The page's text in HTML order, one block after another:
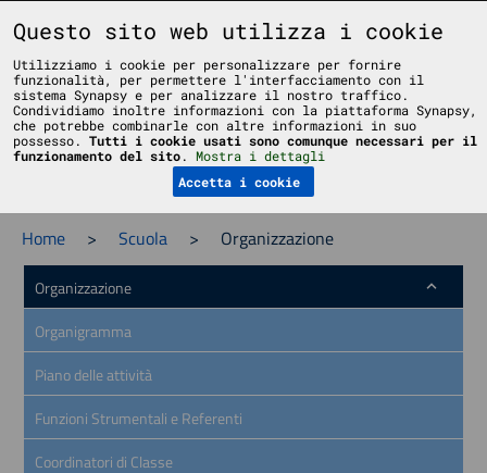
Liceo Scientifico Statale Bruno Touschek - Grottaferrata - Roma
Menu
Home > Scuola > Organizzazione
Organizzazione
Organigramma
Piano delle attività
Funzioni Strumentali e Referenti
Coordinatori di Classe
Questo sito web utilizza i cookie
Utilizziamo i cookie per personalizzare per fornire
funzionalità, per permettere l'interfacciamento con il
sistema Synapsy e per analizzare il nostro traffico.
Condividiamo inoltre informazioni con la piattaforma Synapsy,
che potrebbe combinarle con altre informazioni in suo
possesso. Tutti i cookie usati sono comunque necessari per il
funzionamento del sito. Mostra i dettagli
Accetta i cookie